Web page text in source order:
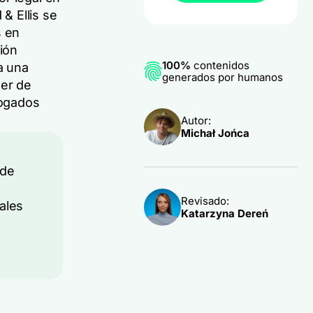
Ellis se
en
una
de
100% contenidos
generados por humanos
Autor:
Michał Jońca
Revisado:
Katarzyna Dereń